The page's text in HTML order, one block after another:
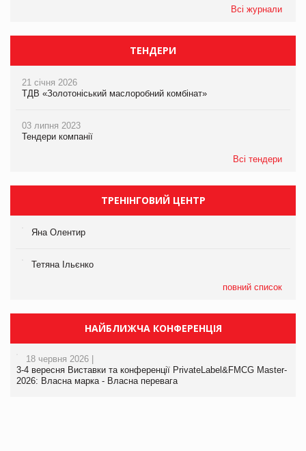
Всі журнали
ТЕНДЕРИ
21 січня 2026
ТДВ «Золотоніський маслоробний комбінат»
03 липня 2023
Тендери компанії
Всі тендери
ТРЕНІНГОВИЙ ЦЕНТР
Яна Олентир
Тетяна Ільєнко
повний список
НАЙБЛИЖЧА КОНФЕРЕНЦІЯ
18 червня 2026 |
3-4 вересня Виставки та конференції PrivateLabel&FMCG Master-
2026: Власна марка - Власна перевага